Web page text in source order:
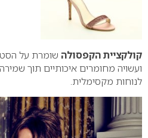
קולקציית הקפסולה שומרת על
ועשויה מחומרים איכותיים תוך
לנוחות מקסימלית.